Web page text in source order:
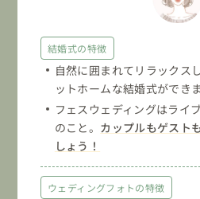
結婚式の特徴
自然に囲まれてリラックス
ットホームな結婚式ができま
フェスウェディングはライ
のこと。 カップルもゲスト
しょう！
ウェディングフォトの特徴